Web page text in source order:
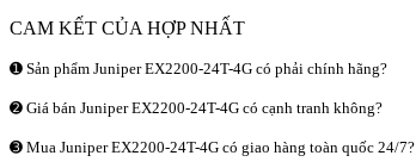
CAM KẾT CỦA HỢP NHẤT
➊ Sản phẩm Juniper EX2200-24T-4G có phải chính hãng?
➋ Giá bán Juniper EX2200-24T-4G có cạnh tranh không?
➌ Mua Juniper EX2200-24T-4G có giao hàng toàn quốc 24/7?